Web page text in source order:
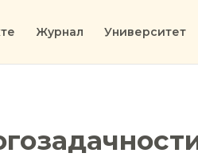
Журнал Университет